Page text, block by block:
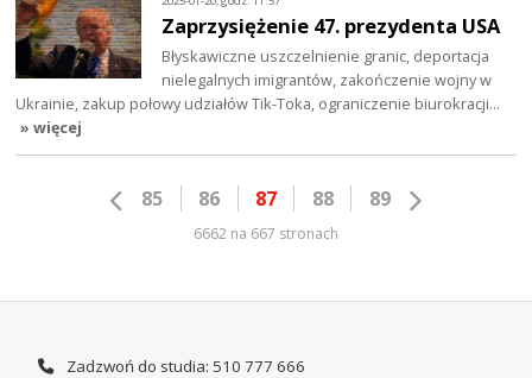
Zaprzysiężenie 47. prezydenta USA
Błyskawiczne uszczelnienie granic, deportacja
nielegalnych imigrantów, zakończenie wojny w
Ukrainie, zakup połowy udziałów Tik-Toka, ograniczenie biurokracji…
» więcej
85 86 87 88 89
6662 na 667 stronach
Zadzwoń do studia: 510 777 666